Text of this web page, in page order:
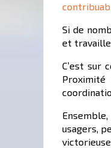
Si de
et
C’est sur
Proximité
usagers,